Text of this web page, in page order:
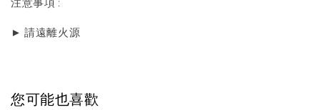
► 請遠離火源
您可能也喜歡